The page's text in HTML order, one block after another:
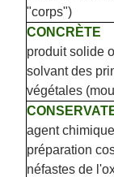
"corps")
CONCRÈTE
produit solide
solvant des
végétales
agent
préparation
néfastes de